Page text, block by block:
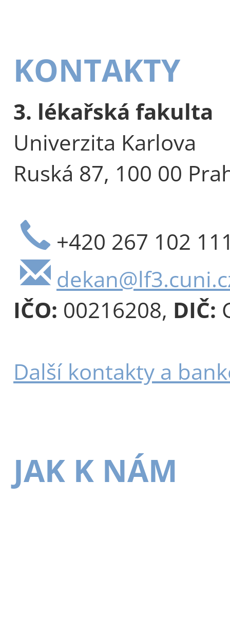
KONTAKTY
3. lékařská fakulta
Univerzita Karlova
Ruská 87, 100 00
+420 267 102
IČO: 00216208, DIČ:
Další kontakty a
JAK K NÁM